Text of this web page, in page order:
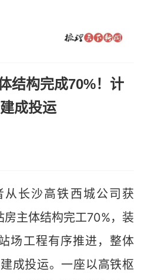
结构完成70%！计
成投运
长沙高铁西城公司获
主体结构完工70%，装
场工程有序推进，整体
成投运。一座以高铁枢